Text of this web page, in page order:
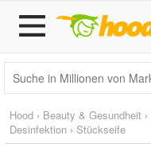
Hood › Beauty & Gesundheit ›
Desinfektion › Stückseife